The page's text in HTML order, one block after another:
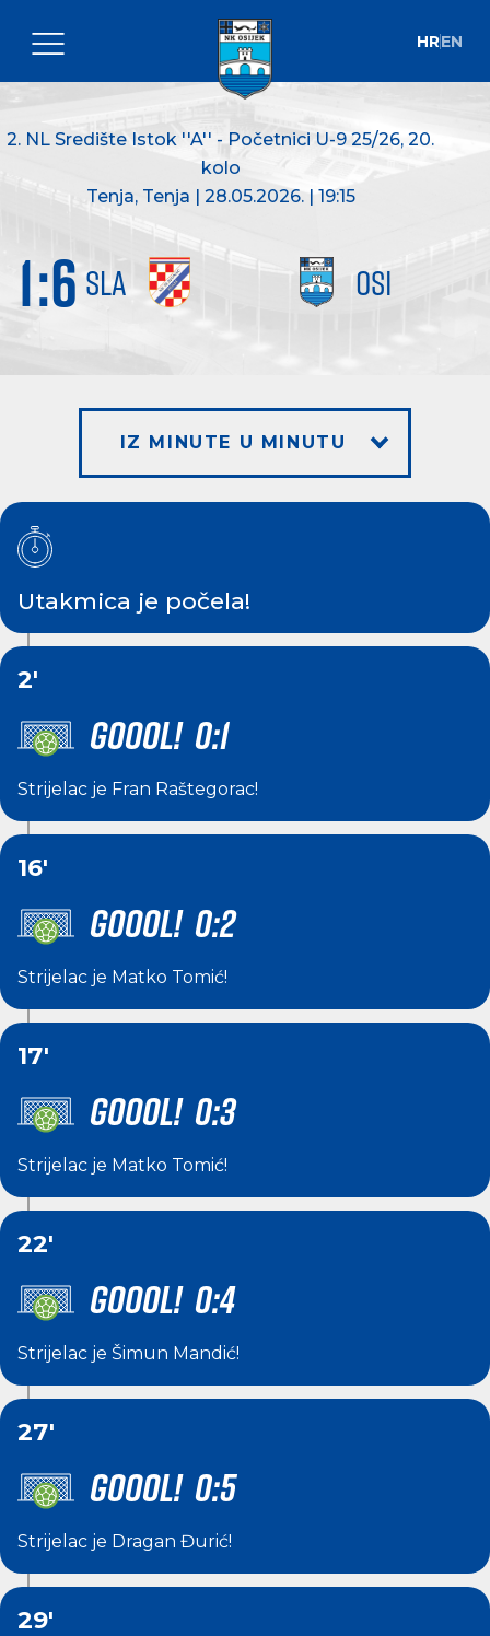
HREN
2. NL Središte Istok ''A'' - Početnici U-9 25/26, 20.
kolo
Tenja, Tenja | 28.05.2026. | 19:15
SLA OSI
1:6
IZ MINUTE U MINUTU
Utakmica je počela!
2'
GOOOL! 0:1
Strijelac je Fran Raštegorac!
16'
GOOOL! 0:2
Strijelac je Matko Tomić!
17'
GOOOL! 0:3
Strijelac je Matko Tomić!
22'
GOOOL! 0:4
Strijelac je Šimun Mandić!
27'
GOOOL! 0:5
Strijelac je Dragan Đurić!
29'